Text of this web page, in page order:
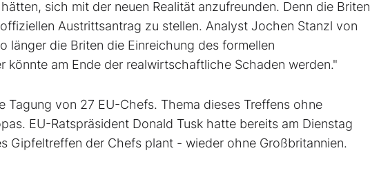
sich mit der neuen Realität anzufreunden. Denn die Briten
Austrittsantrag zu stellen. Analyst Jochen Stanzl von
länger die Briten die Einreichung des formellen
am Ende der realwirtschaftliche Schaden werden."
von 27 EU-Chefs. Thema dieses Treffens ohne
EU-Ratspräsident Donald Tusk hatte bereits am Dienstag
Gipfeltreffen der Chefs plant - wieder ohne Großbritannien.